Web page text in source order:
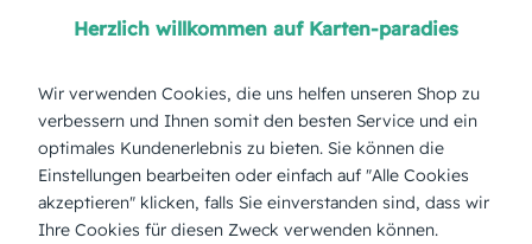
Papierart: Bilderdruck
Menge:
Stückpreis: 2,60 €
Gesamtpreis: 65,00 € Inkl. MwSt. zzgl. Versand
Herzlich willkommen auf Karten-paradies
Wir verwenden Cookies, die uns helfen unseren Shop zu
verbessern und Ihnen somit den besten Service und ein
optimales Kundenerlebnis zu bieten. Sie können die
Einstellungen bearbeiten oder einfach auf "Alle Cookies
akzeptieren" klicken, falls Sie einverstanden sind, dass wir
Ihre Cookies für diesen Zweck verwenden können.